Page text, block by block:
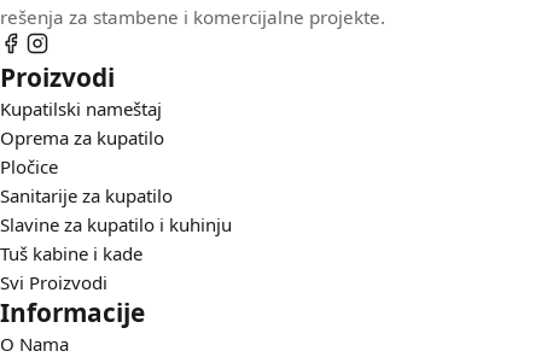
rešenja za stambene i komercijalne projekte.
Proizvodi
Kupatilski nameštaj
Oprema za kupatilo
Pločice
Sanitarije za kupatilo
Slavine za kupatilo i kuhinju
Tuš kabine i kade
Svi Proizvodi
Informacije
O Nama